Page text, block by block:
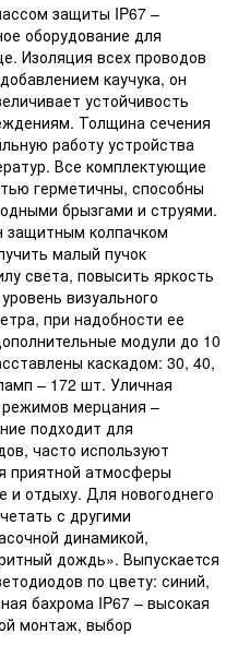
защиты IP67 –
оборудование для
Изоляция всех проводов
каучука, он
устойчивость
Толщина сечения
работу устройства
Все комплектующие
герметичны, способны
брызгами и струями.
защитным колпачком
малый пучок
света, повысить яркость
визуального
при надобности ее
модули до 10
каскадом: 30, 40,
– 172 шт. Уличная
режимов мерцания –
подходит для
часто используют
приятной атмосферы
отдыху. Для новогоднего
с другими
динамикой,
дождь». Выпускается
по цвету: синий,
бахрома IP67 – высокая
монтаж, выбор